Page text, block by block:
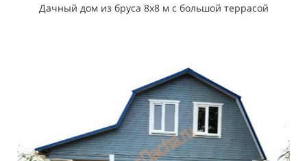
Дачный дом из бруса 8х8 м с большой террасой